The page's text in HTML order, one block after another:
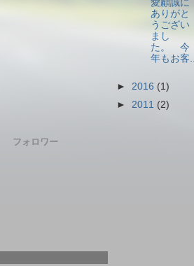
愛顧誠に
ありがと
うござい
まし
た。 今
年もお客...
► 2016 (1)
► 2011 (2)
フォロワー